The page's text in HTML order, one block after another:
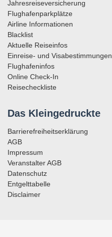
Jahresreiseversicherung
Flughafenparkplätze
Airline Informationen
Blacklist
Aktuelle Reiseinfos
Einreise- und Visabestimmungen
Flughafeninfos
Online Check-In
Reisecheckliste
Das Kleingedruckte
Barrierefreiheitserklärung
AGB
Impressum
Veranstalter AGB
Datenschutz
Entgelttabelle
Disclaimer